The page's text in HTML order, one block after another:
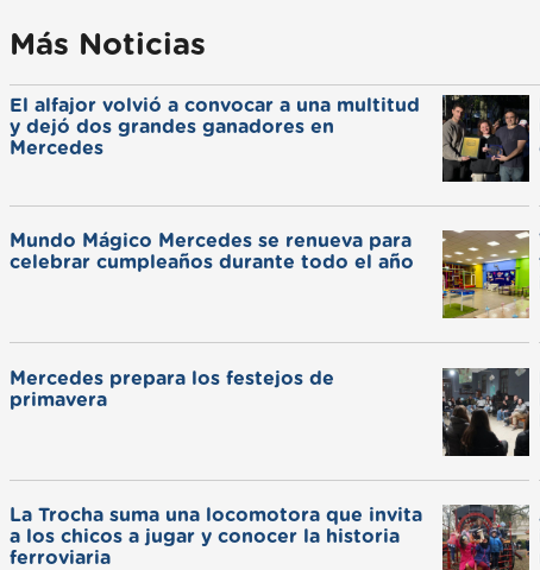
Más Noticias
El alfajor volvió a convocar a una multitud
y dejó dos grandes ganadores en
Mercedes
Mundo Mágico Mercedes se renueva para
celebrar cumpleaños durante todo el año
Mercedes prepara los festejos de
primavera
La Trocha suma una locomotora que invita
a los chicos a jugar y conocer la historia
ferroviaria